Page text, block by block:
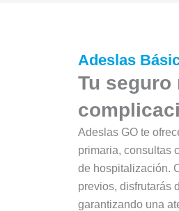
Adeslas
Tu
Adeslas GO te
primaria, consultas
de hospitalización.
previos, disfrutarás
garantizando una